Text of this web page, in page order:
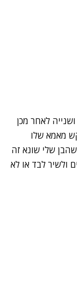
לאחר מכן
מאמא שלו
שלי שונא זה
ולשיר לבד או לא